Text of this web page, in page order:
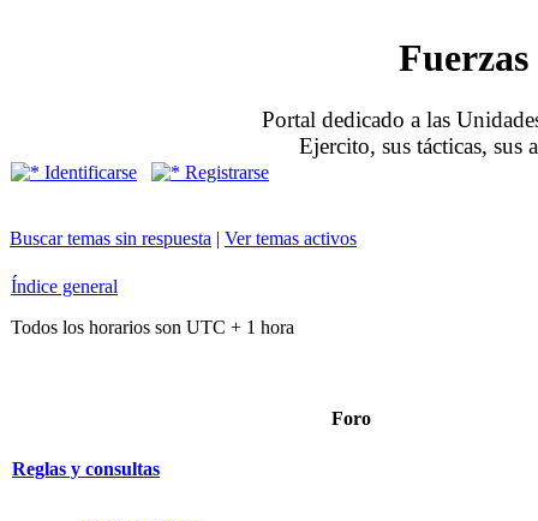
Portal dedicado a las
Ejercito, sus tácticas, sus
Identificarse Registrarse
Buscar temas sin respuesta | Ver temas activos
Índice general
Todos los horarios son UTC + 1 hora
Foro
Reglas y consultas